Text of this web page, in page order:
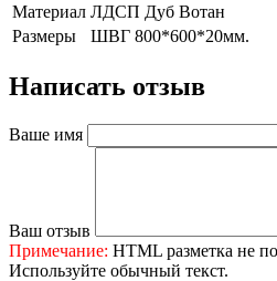
Материал ЛДСП Дуб Вотан
Размеры
ШВГ 800*600*20мм.
Написать отзыв
Ваше имя
Ваш отзыв
Примечание: HTML разметка не
Используйте обычный текст.